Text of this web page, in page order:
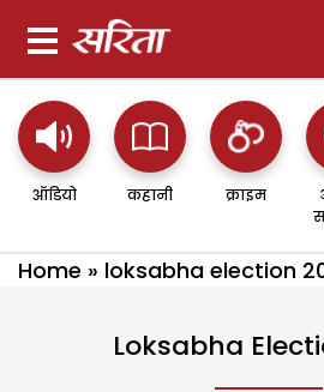
ऑडियो कहानी क्राइम
Home » loksabha election
Loksabha